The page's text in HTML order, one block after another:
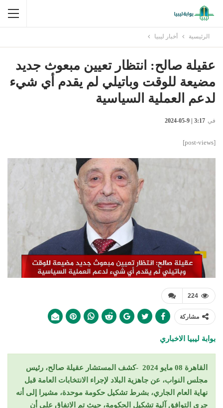
الرئيسية أخبار ليبيا
عقيلة صالح: انتظار تعيين مبعوث جديد
مضيعة للوقت وباتيلي لم يقدم أي شيء
لدعم العملية السياسية
في 3:17 | 9-05-2024
[post-views]
224
مشاركة
بوابة ليبيا الاخباري
القاهرة 08 مايو 2024 -كشف المستشار عقيلة صالح، رئيس
مجلس النواب، عن جاهزية البلاد لإجراء الانتخابات العامة قبل
نهاية العام الجاري، بشرط تشكيل حكومة موحدة، مشيرا إلى أنه
جرى التوافق آلية تشكيل الحكومة، حيث تم الاتفاق على أن